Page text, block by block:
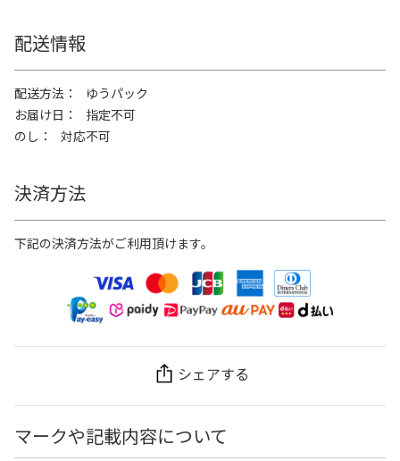
配送情報
配送方法
ゆうパック
お届け日
指定不可
のし
対応不可
決済方法
下記の決済方法がご利用頂けます。
シェアする
マークや記載内容について